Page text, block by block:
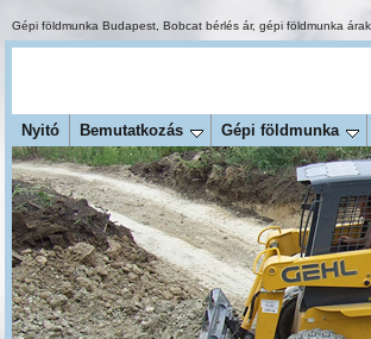
Gépi földmunka Budapest Bobcat bérlés ár, gépi földmunka
Nyitó Bemutatkozás Gépi földmunka